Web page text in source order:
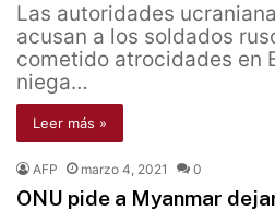
Las autoridades
acusan a los soldados
cometido atrocidades en
niega…
Leer más »
AFP marzo 4, 2021 0
ONU pide a Myanmar